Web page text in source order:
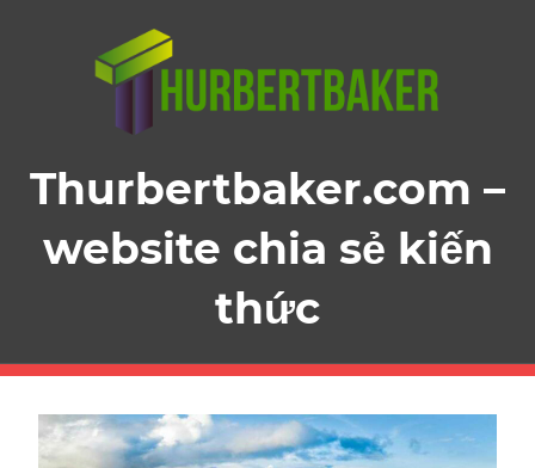
Thurbertbaker.com –
website chia sẻ kiến
thức